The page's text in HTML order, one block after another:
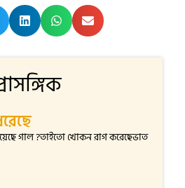
গাল ?তাইতো খোকন রাগ করেছেভাত